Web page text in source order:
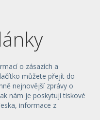
o zásazích a
můžete přejít do
nejnovější zprávy o
nám je poskytují tiskové
informace z